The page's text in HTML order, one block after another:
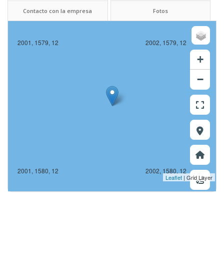
Contacto con la empresa Fotos
2001, 1579, 12 2002, 1579, 12
2001, 1580, 12 2002, 1580, 12
+
−
Leaflet | Grid Layer